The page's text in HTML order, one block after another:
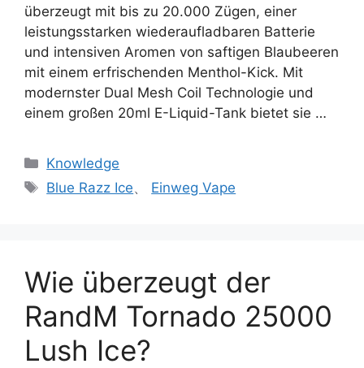
überzeugt mit bis zu 20.000 Zügen, einer
leistungsstarken wiederaufladbaren Batterie
und intensiven Aromen von saftigen Blaubeeren
mit einem erfrischenden Menthol-Kick. Mit
modernster Dual Mesh Coil Technologie und
einem großen 20ml E-Liquid-Tank bietet sie …
Knowledge
Blue Razz Ice、 Einweg Vape
Wie überzeugt der
RandM Tornado 25000
Lush Ice?